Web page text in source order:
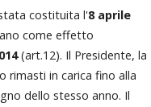
costituita l'8 aprile
come effetto
(art.12). Il Presidente, la
rimasti in carica fino alla
dello stesso anno. Il